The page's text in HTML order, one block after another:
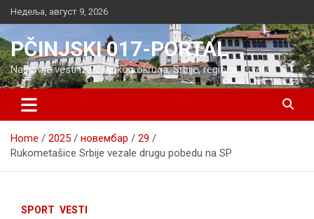
Skip
to
content
Недеља, август 9, 2026
PČINJSKI 017-PORTAL
Najnovije vesti iz Pčinjskog okruga, Srbije, regiona i sveta
Home 2025 новембар
29
Rukometašice Srbije vezale drugu pobedu na SP
SPORT VESTI